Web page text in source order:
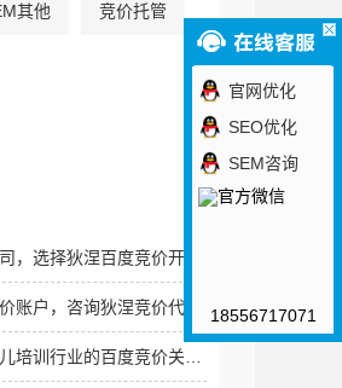
其他 竞价托管
，选择狄涅百度竞价开户
账户，咨询狄涅竞价代运
培训行业的百度竞价关键
官网优化
SEO优化
SEM咨询
18556717071